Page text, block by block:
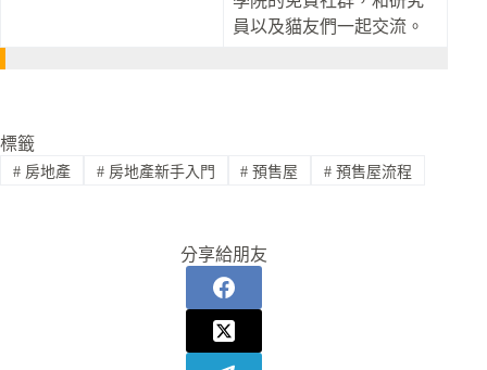
員以及貓友們一起交流。
標籤
#房地產 #房地產新手入門 # 預售屋 # 預售屋流程
分享給朋友